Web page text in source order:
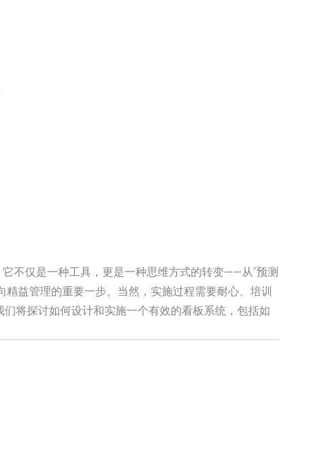
不仅是一种工具，更是一种思维方式的转变——从”预测
精益管理的重要一步。当然，实施过程需要耐心、培训
将探讨如何设计和实施一个有效的看板系统，包括如